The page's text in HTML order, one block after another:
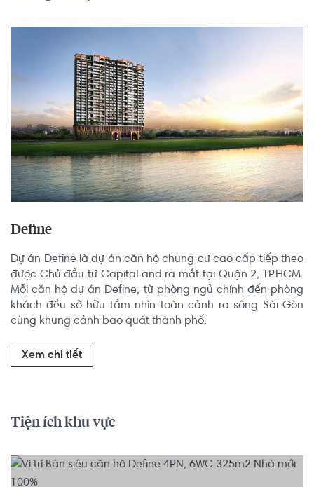
Define
Dự án Define là dự án căn hộ chung cư cao cấp tiếp theo
được Chủ đầu tư CapitaLand ra mắt tại Quận 2, TP.HCM.
Mỗi căn hộ dự án Define, từ phòng ngủ chính đến phòng
khách đều sở hữu tầm nhìn toàn cảnh ra sông Sài Gòn
cùng khung cảnh bao quát thành phố.
Xem chi tiết
Tiện ích khu vực